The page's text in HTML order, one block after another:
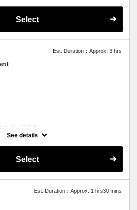
希望の方は最終受付時間が変わるため、別
より別途ロング料金を頂戴いたします。
Select
Est. Duration：Approx. 3 hrs
リングです。
込み
せてご提案させていただいておりますの
料金を頂戴いたします。
イントカラーなどデザインカラーをご希望
でお選びください。
See details
Select
Est. Duration：Approx. 1 hrs30 mins